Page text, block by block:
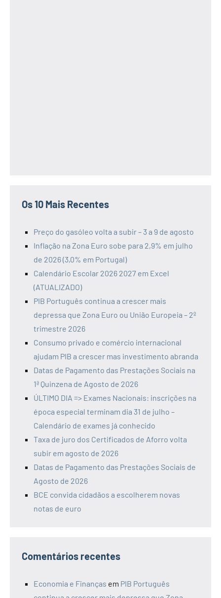
Os 10 Mais Recentes
Preço do gasóleo volta a subir – 3 a 9 de agosto
Inflação na Zona Euro sobe para 2,9% em julho
de 2026 (3,0% em Portugal)
Calendário Escolar 2026 2027 em Excel
(ATUALIZADO)
PIB Português continua a crescer mais
depressa que Zona Euro ou União Europeia – 2º
trimestre 2026
Consumo privado e comércio internacional
ajudam PIB a crescer mas investimento abranda
Datas de Pagamento das Prestações Sociais na
1ª Quinzena de Agosto de 2026
ÚLTIMO DIA => Exames Nacionais: inscrições na
época especial terminam dia 31 de julho –
Calendário de exames já conhecido
Taxa de juro dos Certificados de Aforro volta
subir em agosto de 2026
Datas de Pagamento das Prestações Sociais de
Agosto de 2026
BCE convida cidadãos a escolherem novas
notas de euro
Comentários recentes
Economia e Finanças em PIB Português